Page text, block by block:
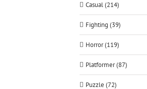
Casual (214)
Fighting (39)
Horror (119)
Platformer (87)
Puzzle (72)